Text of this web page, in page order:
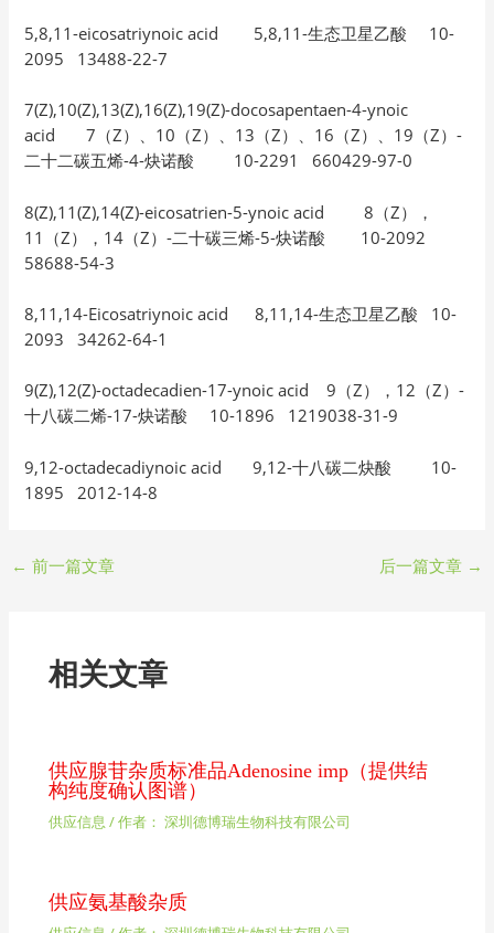
5,8,11-eicosatriynoic acid 5,8,11-生态卫星乙酸 10-
2095 13488-22-7
7(Z),10(Z),13(Z),16(Z),19(Z)-docosapentaen-4-ynoic
acid 7（Z）、10（Z）、13（Z）、16（Z）、19（Z）-
二十二碳五烯-4-炔诺酸 10-2291 660429-97-0
8(Z),11(Z),14(Z)-eicosatrien-5-ynoic acid 8（Z），
11（Z），14（Z）-二十碳三烯-5-炔诺酸 10-2092
58688-54-3
8,11,14-Eicosatriynoic acid 8,11,14-生态卫星乙酸 10-
2093 34262-64-1
9(Z),12(Z)-octadecadien-17-ynoic acid 9（Z），12（Z）-
十八碳二烯-17-炔诺酸 10-1896 1219038-31-9
9,12-octadecadiynoic acid 9,12-十八碳二炔酸 10-
1895 2012-14-8
← 前一篇文章 后一篇文章 →
相关文章
供应腺苷杂质标准品Adenosine imp（提供结
构纯度确认图谱）
供应信息 / 作者： 深圳德博瑞生物科技有限公司
供应氨基酸杂质